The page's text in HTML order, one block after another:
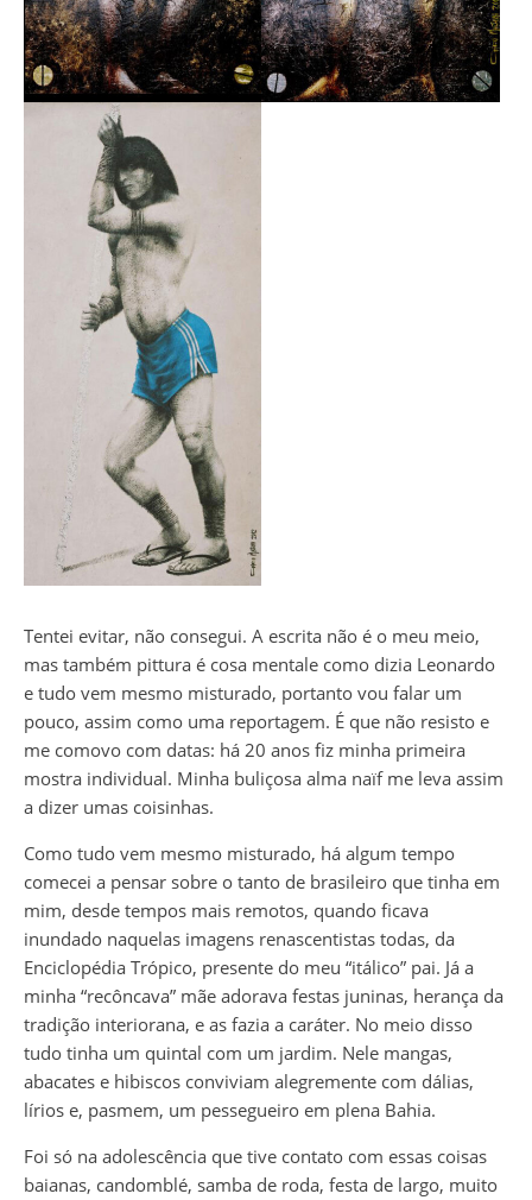
Tentei evitar, não consegui. A escrita não é o meu meio,
mas também pittura é cosa mentale como dizia Leonardo
e tudo vem mesmo misturado, portanto vou falar um
pouco, assim como uma reportagem. É que não resisto e
me comovo com datas: há 20 anos fiz minha primeira
mostra individual. Minha buliçosa alma naïf me leva assim
a dizer umas coisinhas.
Como tudo vem mesmo misturado, há algum tempo
comecei a pensar sobre o tanto de brasileiro que tinha em
mim, desde tempos mais remotos, quando ficava
inundado naquelas imagens renascentistas todas, da
Enciclopédia Trópico, presente do meu “itálico” pai. Já a
minha “recôncava” mãe adorava festas juninas, herança da
tradição interiorana, e as fazia a caráter. No meio disso
tudo tinha um quintal com um jardim. Nele mangas,
abacates e hibiscos conviviam alegremente com dálias,
lírios e, pasmem, um pessegueiro em plena Bahia.
Foi só na adolescência que tive contato com essas coisas
baianas, candomblé, samba de roda, festa de largo, muito